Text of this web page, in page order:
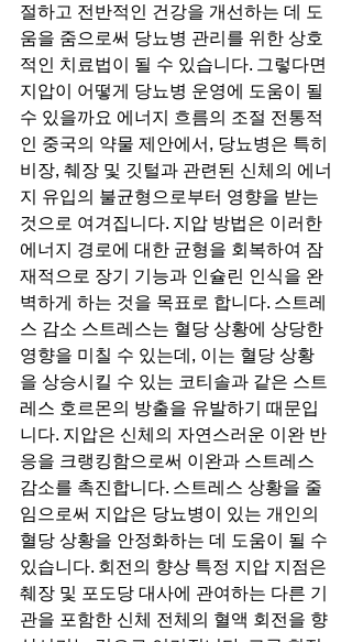
절하고 전반적인 건강을 개선하는 데 도
움을 줌으로써 당뇨병 관리를 위한 상호
적인 치료법이 될 수 있습니다. 그렇다면
지압이 어떻게 당뇨병 운영에 도움이 될
수 있을까요 에너지 흐름의 조절 전통적
인 중국의 약물 제안에서, 당뇨병은 특히
비장, 췌장 및 깃털과 관련된 신체의 에너
지 유입의 불균형으로부터 영향을 받는
것으로 여겨집니다. 지압 방법은 이러한
에너지 경로에 대한 균형을 회복하여 잠
재적으로 장기 기능과 인슐린 인식을 완
벽하게 하는 것을 목표로 합니다. 스트레
스 감소 스트레스는 혈당 상황에 상당한
영향을 미칠 수 있는데, 이는 혈당 상황
을 상승시킬 수 있는 코티솔과 같은 스트
레스 호르몬의 방출을 유발하기 때문입
니다. 지압은 신체의 자연스러운 이완 반
응을 크랭킹함으로써 이완과 스트레스
감소를 촉진합니다. 스트레스 상황을 줄
임으로써 지압은 당뇨병이 있는 개인의
혈당 상황을 안정화하는 데 도움이 될 수
있습니다. 회전의 향상 특정 지압 지점은
췌장 및 포도당 대사에 관여하는 다른 기
관을 포함한 신체 전체의 혈액 회전을 향